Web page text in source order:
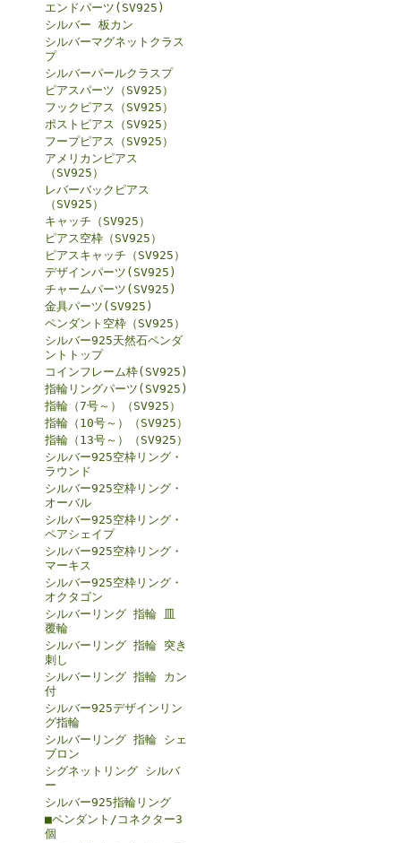
エンドパーツ(SV925)
シルバー 板カン
シルバーマグネットクラス
プ
シルバーパールクラスプ
ピアスパーツ（SV925）
フックピアス（SV925）
ポストピアス（SV925）
フープピアス（SV925）
アメリカンピアス
（SV925）
レバーバックピアス
（SV925）
キャッチ（SV925）
ピアス空枠（SV925）
ピアスキャッチ（SV925）
デザインパーツ(SV925)
チャームパーツ(SV925)
金具パーツ(SV925)
ペンダント空枠（SV925）
シルバー925天然石ペンダ
ントトップ
コインフレーム枠(SV925)
指輪リングパーツ(SV925)
指輪（7号～）（SV925）
指輪（10号～）（SV925）
指輪（13号～）（SV925）
シルバー925空枠リング・
ラウンド
シルバー925空枠リング・
オーバル
シルバー925空枠リング・
ペアシェイプ
シルバー925空枠リング・
マーキス
シルバー925空枠リング・
オクタゴン
シルバーリング 指輪 皿
覆輪
シルバーリング 指輪 突き
刺し
シルバーリング 指輪 カン
付
シルバー925デザインリン
グ指輪
シルバーリング 指輪 シェ
ブロン
シグネットリング シルバ
ー
シルバー925指輪リング
■ペンダント/コネクター3
個